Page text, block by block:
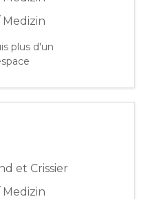
plus d'un
est au centre
en compte
activités
ayant besoin
ou
et Crissier